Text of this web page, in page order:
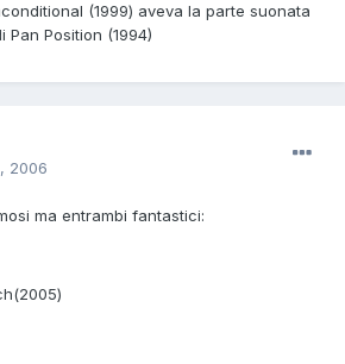
(1999) aveva la parte suonata
Position (1994)
2006
ma entrambi fantastici: